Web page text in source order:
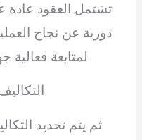
تشتمل العقود عادة
دورية عن نجاح
لمتابعة
ثم يتم تحديد